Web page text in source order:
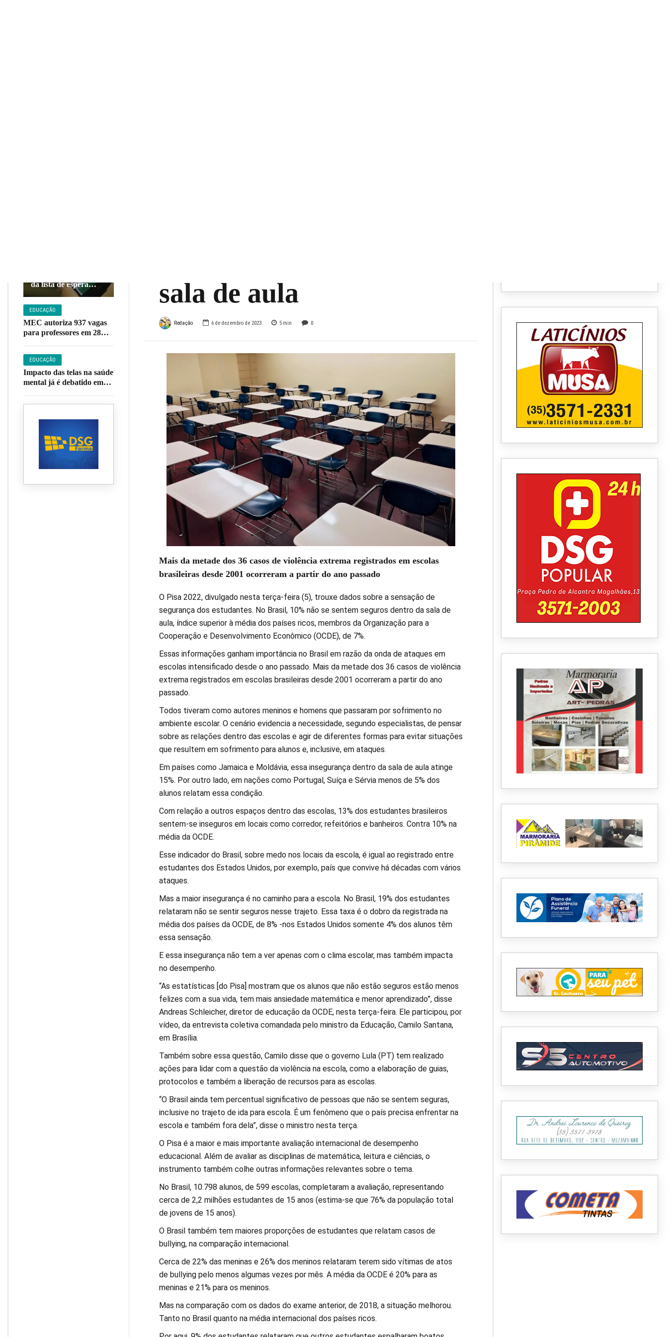
da lista de espera
nesta sexta-feira
EDUCAÇÃO
MEC autoriza 937 vagas
para professores em 28
lista
EDUCAÇÃO
Impacto das telas na saúde
mental já é debatido em
pesquisa
sala de aula
Redação 6 de dezembro de 2023 5 min 0
Mais da metade dos 36 casos de violência extrema registrados em escolas
brasileiras desde 2001 ocorreram a partir do ano passado
O Pisa 2022, divulgado nesta terça-feira (5), trouxe dados sobre a sensação de
segurança dos estudantes. No Brasil, 10% não se sentem seguros dentro da sala de
aula, índice superior à média dos países ricos, membros da Organização para a
Cooperação e Desenvolvimento Econômico (OCDE), de 7%.
Essas informações ganham importância no Brasil em razão da onda de ataques em
escolas intensificado desde o ano passado. Mais da metade dos 36 casos de violência
extrema registrados em escolas brasileiras desde 2001 ocorreram a partir do ano
passado.
Todos tiveram como autores meninos e homens que passaram por sofrimento no
ambiente escolar. O cenário evidencia a necessidade, segundo especialistas, de pensar
sobre as relações dentro das escolas e agir de diferentes formas para evitar situações
que resultem em sofrimento para alunos e, inclusive, em ataques.
Em países como Jamaica e Moldávia, essa insegurança dentro da sala de aula atinge
15%. Por outro lado, em nações como Portugal, Suíça e Sérvia menos de 5% dos
alunos relatam essa condição.
Com relação a outros espaços dentro das escolas, 13% dos estudantes brasileiros
sentem-se inseguros em locais como corredor, refeitórios e banheiros. Contra 10% na
média da OCDE.
Esse indicador do Brasil, sobre medo nos locais da escola, é igual ao registrado entre
estudantes dos Estados Unidos, por exemplo, país que convive há décadas com vários
ataques.
Mas a maior insegurança é no caminho para a escola. No Brasil, 19% dos estudantes
relataram não se sentir seguros nesse trajeto. Essa taxa é o dobro da registrada na
média dos países da OCDE, de 8% -nos Estados Unidos somente 4% dos alunos têm
essa sensação.
E essa insegurança não tem a ver apenas com o clima escolar, mas também impacta
no desempenho.
“As estatísticas [do Pisa] mostram que os alunos que não estão seguros estão menos
felizes com a sua vida, tem mais ansiedade matemática e menor aprendizado”, disse
Andreas Schleicher, diretor de educação da OCDE, nesta terça-feira. Ele participou, por
vídeo, da entrevista coletiva comandada pelo ministro da Educação, Camilo Santana,
em Brasília.
Também sobre essa questão, Camilo disse que o governo Lula (PT) tem realizado
ações para lidar com a questão da violência na escola, como a elaboração de guias,
protocolos e também a liberação de recursos para as escolas.
“O Brasil ainda tem percentual significativo de pessoas que não se sentem seguras,
inclusive no trajeto de ida para escola. É um fenômeno que o país precisa enfrentar na
escola e também fora dela”, disse o ministro nesta terça.
O Pisa é a maior e mais importante avaliação internacional de desempenho
educacional. Além de avaliar as disciplinas de matemática, leitura e ciências, o
instrumento também colhe outras informações relevantes sobre o tema.
No Brasil, 10.798 alunos, de 599 escolas, completaram a avaliação, representando
cerca de 2,2 milhões estudantes de 15 anos (estima-se que 76% da população total
de jovens de 15 anos).
O Brasil também tem maiores proporções de estudantes que relatam casos de
bullying, na comparação internacional.
Cerca de 22% das meninas e 26% dos meninos relataram terem sido vítimas de atos
de bullying pelo menos algumas vezes por mês. A média da OCDE é 20% para as
meninas e 21% para os meninos.
Mas na comparação com os dados do exame anterior, de 2018, a situação melhorou.
Tanto no Brasil quanto na média internacional dos países ricos.